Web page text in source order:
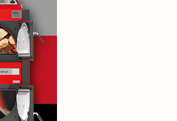
Inzerce